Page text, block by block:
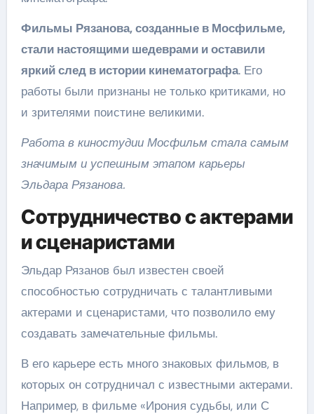
Фильмы Рязанова, созданные в Мосфильме,
стали настоящими шедеврами и оставили
яркий след в истории кинематографа. Его
работы были признаны не только критиками, но
и зрителями поистине великими.
Работа в киностудии Мосфильм стала самым
значимым и успешным этапом карьеры
Эльдара Рязанова.
Сотрудничество с актерами
и сценаристами
Эльдар Рязанов был известен своей
способностью сотрудничать с талантливыми
актерами и сценаристами, что позволило ему
создавать замечательные фильмы.
В его карьере есть много знаковых фильмов, в
которых он сотрудничал с известными актерами.
Например, в фильме «Ирония судьбы, или С